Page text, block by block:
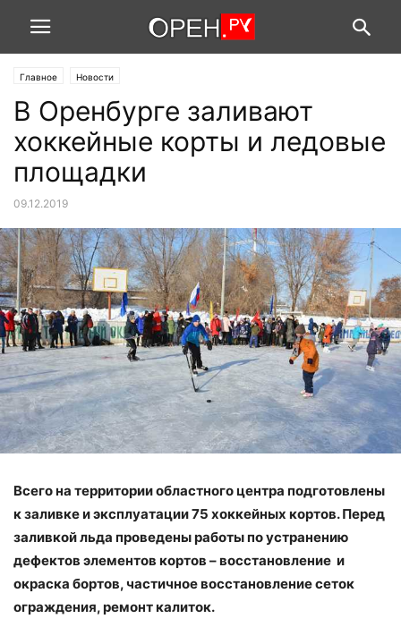
Главное Новости
В Оренбурге заливают
хоккейные корты и ледовые
площадки
09.12.2019
Всего на территории областного центра подготовлены
к заливке и эксплуатации 75 хоккейных кортов. Перед
заливкой льда проведены работы по устранению
дефектов элементов кортов – восстановление и
окраска бортов, частичное восстановление сеток
ограждения, ремонт калиток.